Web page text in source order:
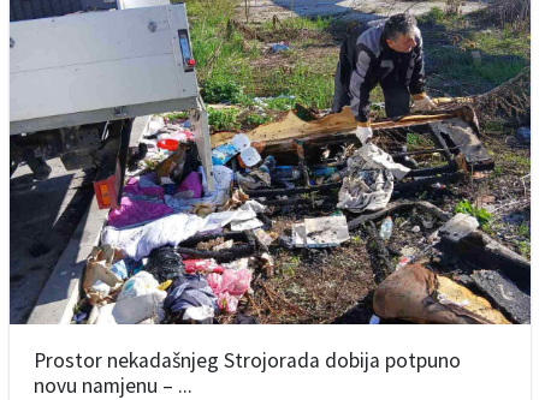
Prostor nekadašnjeg Strojorada dobija potpuno
novu namjenu – ...